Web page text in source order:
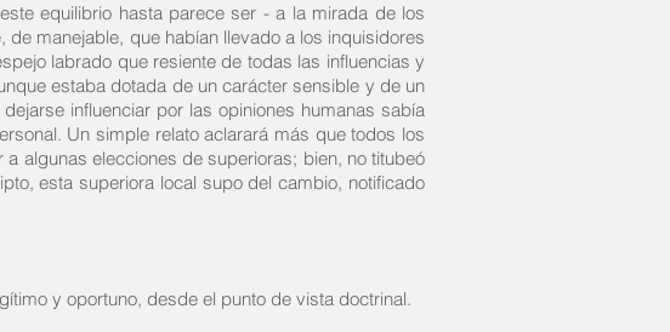
equilibrio hasta parece ser - a la mirada de los
manejable, que habían llevado a los inquisidores
labrado que resiente de todas las influencias y
estaba dotada de un carácter sensible y de un
influenciar por las opiniones humanas sabía
Un simple relato aclarará más que todos los
algunas elecciones de superioras; bien, no titubeó
esta superiora local supo del cambio, notificado
y oportuno, desde el punto de vista doctrinal.